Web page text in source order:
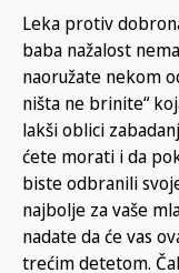
Leka protiv
baba nažalost
naoružate nekom
ništa ne brinite“
lakši oblici
ćete morati i da
biste odbranili
najbolje za vaše
nadate da će vas
trećim detetom.